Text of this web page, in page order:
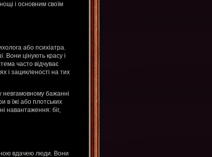
і основним своїм
або психіатра.
Вони цінують красу і
часто відчуває
і зацикленості на тих
невгамовному бажанні
в їжі або плотських
навантаження: біг,
вдачею люди. Вони